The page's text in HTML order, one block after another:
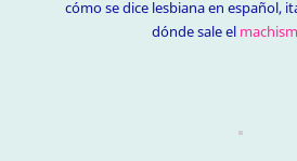
cómo se dice lesbiana en español,
dónde sale el